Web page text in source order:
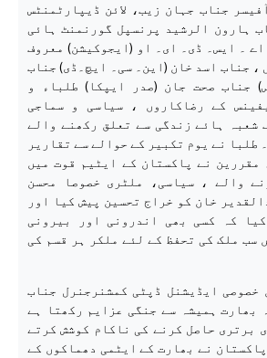
جناب جہان زیب، لائن ڈیپارٹمنٹس
ہارون الرشید پرنسپل گورنمنٹ ہائی
۔ ایس۔ ڈی۔ ای۔ او (ایجوکیشن) معروف
، جناب اسد خان (این۔ سی۔ ایچ۔ڈی) جناب
جناب صحت جان (صدر ایپکا) طلباء و
کے رضاکاروں ، سیاسی و سماجی
شعبہ ہائے زندگی سے تعلق رکھنے والے
طلبا نے یوم تکبیر کے حوالے سے تقاریر
مقررین نے پاکستان کے ایٹیم قوت میں
والے ، سیاسی، ملٹری خصوصا محسن
خان کو خراج تحسین پیش کیا اور
کہ کسی بھی اندرونی اور بیرونی
سب ملک کی تحفظ کے لئے ملکر ہر قسم کی
خصوصی ایڈیشنل ڈپٹی کمشنرجنرل جناب
بھارت ہمیشہ سے جنگی عزایم رکھتا ہے
برتری حاصل کرنے کی ناکام کوشش کرتے
مئی 1998 کو پاکستان نے بھارت کے ایٹمی دھماکوں کے